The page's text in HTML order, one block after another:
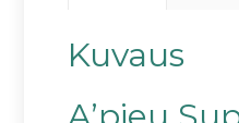
Kuvaus